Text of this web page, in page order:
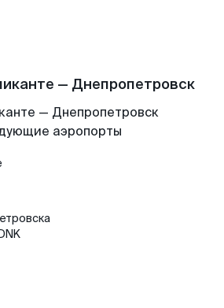
— Днепропетровск
— Днепропетровск
аэропорты